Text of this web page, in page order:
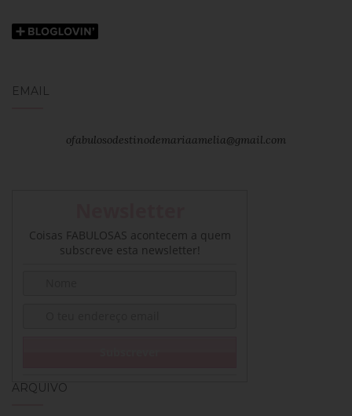
EMAIL
ofabulosodestinodemariaamelia@gmail.com
Coisas FABULOSAS acontecem a quem
subscreve esta newsletter!
ARQUIVO